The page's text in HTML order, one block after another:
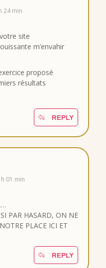
24 min
site
m’envahir
proposé
résultats
REPLY
01 min
PAR HASARD, ON NE
PLACE ICI ET
REPLY